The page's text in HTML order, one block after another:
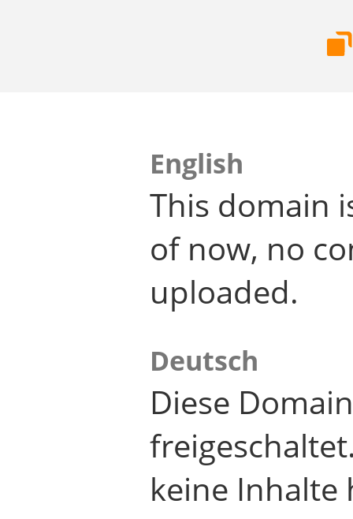
English
This domain
of now, no
uploaded.
Deutsch
Diese
keine Inhalte